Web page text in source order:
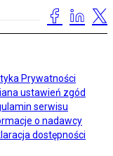
Prywatności
ustawień zgód
serwisu
o nadawcy
dostępności